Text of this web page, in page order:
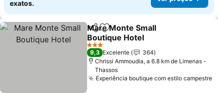
exatos.
PartilharAdicionar aos favoritos
Mare Monte Small
Boutique Hotel
3 Estrelas
9,3 Excelente
364
Chrissi Ammoudia, a 6.8 km de Limenas -
Thassos
Experiência boutique com estilo campestre